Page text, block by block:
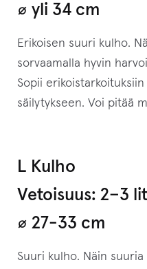
⌀ yli 34 cm
Erikoisen suuri kulho.
sorvaamalla hyvin
Sopii
säilytykseen. Voi pitää
L Kulho
Vetoisuus: 2–⁠3
⌀ 27-33 cm
Suuri kulho. Näin